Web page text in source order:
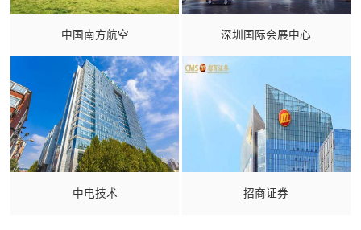
中国南方航空 深圳国际会展中心
中电技术 招商证券